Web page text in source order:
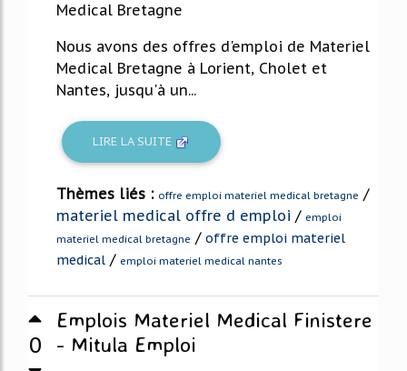
Medical Bretagne
Nous avons des offres d'emploi de Materiel
Medical Bretagne à Lorient, Cholet et
Nantes, jusqu'à un...
LIRE LA SUITE
Thèmes liés : offre emploi materiel medical bretagne /
materiel medical offre d emploi / emploi
materiel medical bretagne / offre emploi materiel
medical / emploi materiel medical nantes
0
Emplois Materiel Medical Finistere
- Mitula Emploi